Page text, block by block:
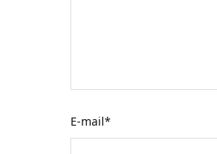
E-mail*